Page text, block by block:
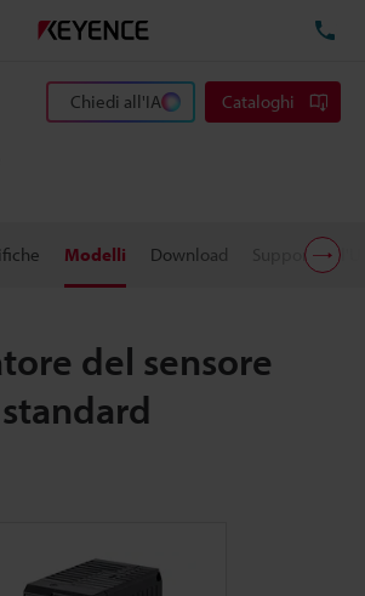
Chiedi all'IA Cataloghi
Modelli Download Supporto
del sensore